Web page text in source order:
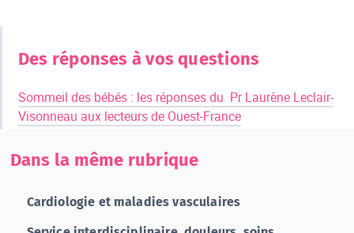
Des réponses à vos questions
Sommeil des bébés : les réponses du Pr Laurène Leclair-
Visonneau aux lecteurs de Ouest-France
Dans la même rubrique
Cardiologie et maladies vasculaires